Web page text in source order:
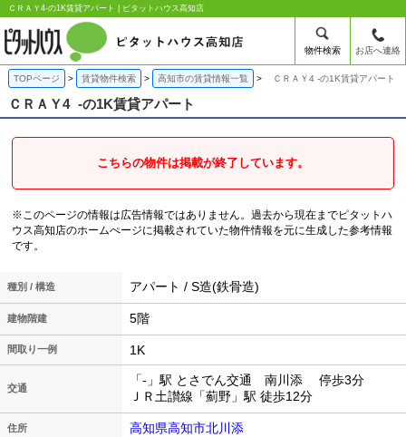
ＣＲＡＹ4-の1K賃貸アパート | ピタットハウス高知店
物件検索 お店へ連絡
TOPページ 賃貸物件検索 高知市の賃貸情報一覧 ＣＲＡＹ4 -の1K賃貸アパート
ＣＲＡＹ4 -の1K賃貸アパート
こちらの物件は掲載が終了しています。
※このページの情報は広告情報ではありません。過去から現在までピタットハ
ウス高知店のホームぺージに掲載されていた物件情報を元に生成した参考情報
です。
種別 / 構造 アパート / S造(鉄骨造)
建物階建 5階
間取り一例 1K
交通
「-」駅 とさでん交通 南川添 停歩3分
ＪＲ土讃線「薊野」駅 徒歩12分
住所 高知県高知市北川添